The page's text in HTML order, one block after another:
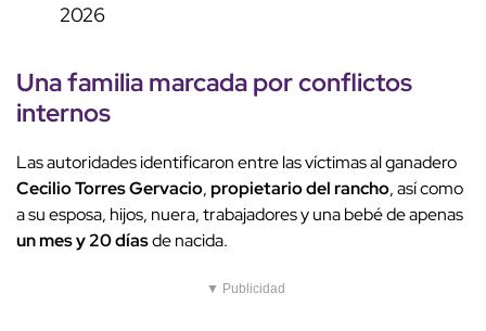
2026
Una familia marcada porconflictos
internos
Las autoridades identificaron entre las víctimas al ganadero
Cecilio Torres Gervacio,propietario del rancho, así como
a su esposa, hijos, nuera, trabajadores y una bebé de apenas
un mes y 20 díasde nacida.
▼ Publicidad